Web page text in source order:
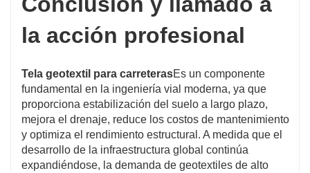
la acción profesional
Tela geotextil para carreterasEs un componente
fundamental en la ingeniería vial moderna, ya que
proporciona estabilización del suelo a largo plazo,
mejora el drenaje, reduce los costos de mantenimiento
y optimiza el rendimiento estructural. A medida que el
desarrollo de la infraestructura global continúa
expandiéndose, la demanda de geotextiles de alto